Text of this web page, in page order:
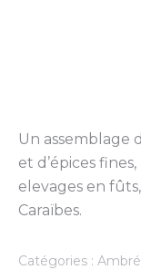
Un assemblage
et d’épices
elevages en
Caraïbes.
Catégories : Ambré